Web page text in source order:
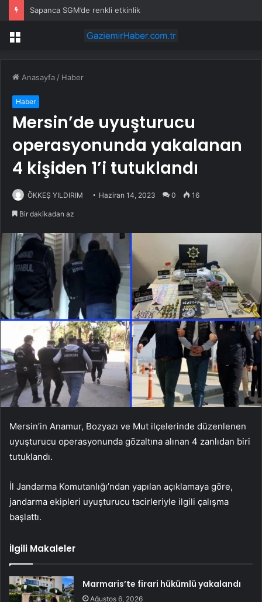
Sapanca SGM’de renkli etkinlik
Menü
Anasayfa / Haber
Haber
Mersin’de uyuşturucu
operasyonunda yakalanan
4 kişiden 1’i tutuklandı
ÖKKEŞ YILDIRIM Haziran 14, 2023 0 16
Bir dakikadan az
Mersin’in Anamur, Bozyazı ve Mut ilçelerinde düzenlenen
uyuşturucu operasyonunda gözaltına alınan 4 zanlıdan biri
tutuklandı.
İl Jandarma Komutanlığı’ndan yapılan açıklamaya göre,
jandarma ekipleri uyuşturucu tacirleriyle ilgili çalışma
başlattı.
İlgili Makaleler
Marmaris’te firari hükümlü yakalandı
Ağustos 6, 2026